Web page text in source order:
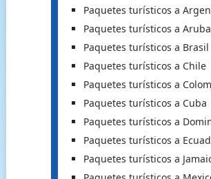
Paquetes turísticos a
Paquetes turísticos a Aruba
Paquetes turísticos a Brasil
Paquetes turísticos a Chile
Paquetes turísticos a
Paquetes turísticos a Cuba
Paquetes turísticos a
Paquetes turísticos a
Paquetes turísticos a